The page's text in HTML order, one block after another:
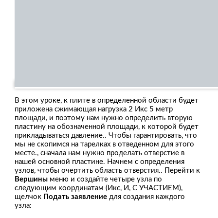
В этом уроке, к плите в определенной области будет
приложена сжимающая нагрузка 2 Икс 5 метр
площади, и поэтому нам нужно определить вторую
пластину на обозначенной площади, к которой будет
прикладываться давление.. Чтобы гарантировать, что
мы не скопимся на тарелках в отведенном для этого
месте., сначала нам нужно проделать отверстие в
нашей основной пластине. Начнем с определения
узлов, чтобы очертить область отверстия.. Перейти к
Вершины меню и создайте четыре узла по
следующим координатам (Икс, И, С УЧАСТИЕМ),
щелчок Подать заявлениедля создания каждого
узла: